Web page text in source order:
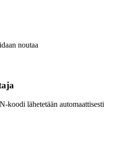
noutaa
koodi lähetetään automaattisesti